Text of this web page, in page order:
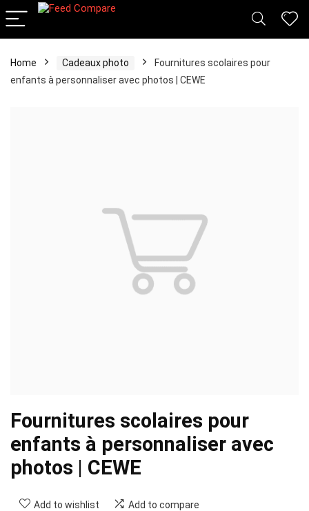
Home Cadeaux photo
Fournitures scolaires pour
enfants à personnaliser avec photos | CEWE
Fournitures scolaires pour
enfants à personnaliser avec
photos | CEWE
Add to wishlist Add to compare